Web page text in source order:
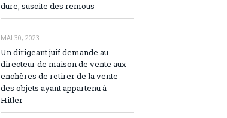
dure, suscite des remous
MAI 30, 2023
Un dirigeant juif demande au
directeur de maison de vente aux
enchères de retirer de la vente
des objets ayant appartenu à
Hitler